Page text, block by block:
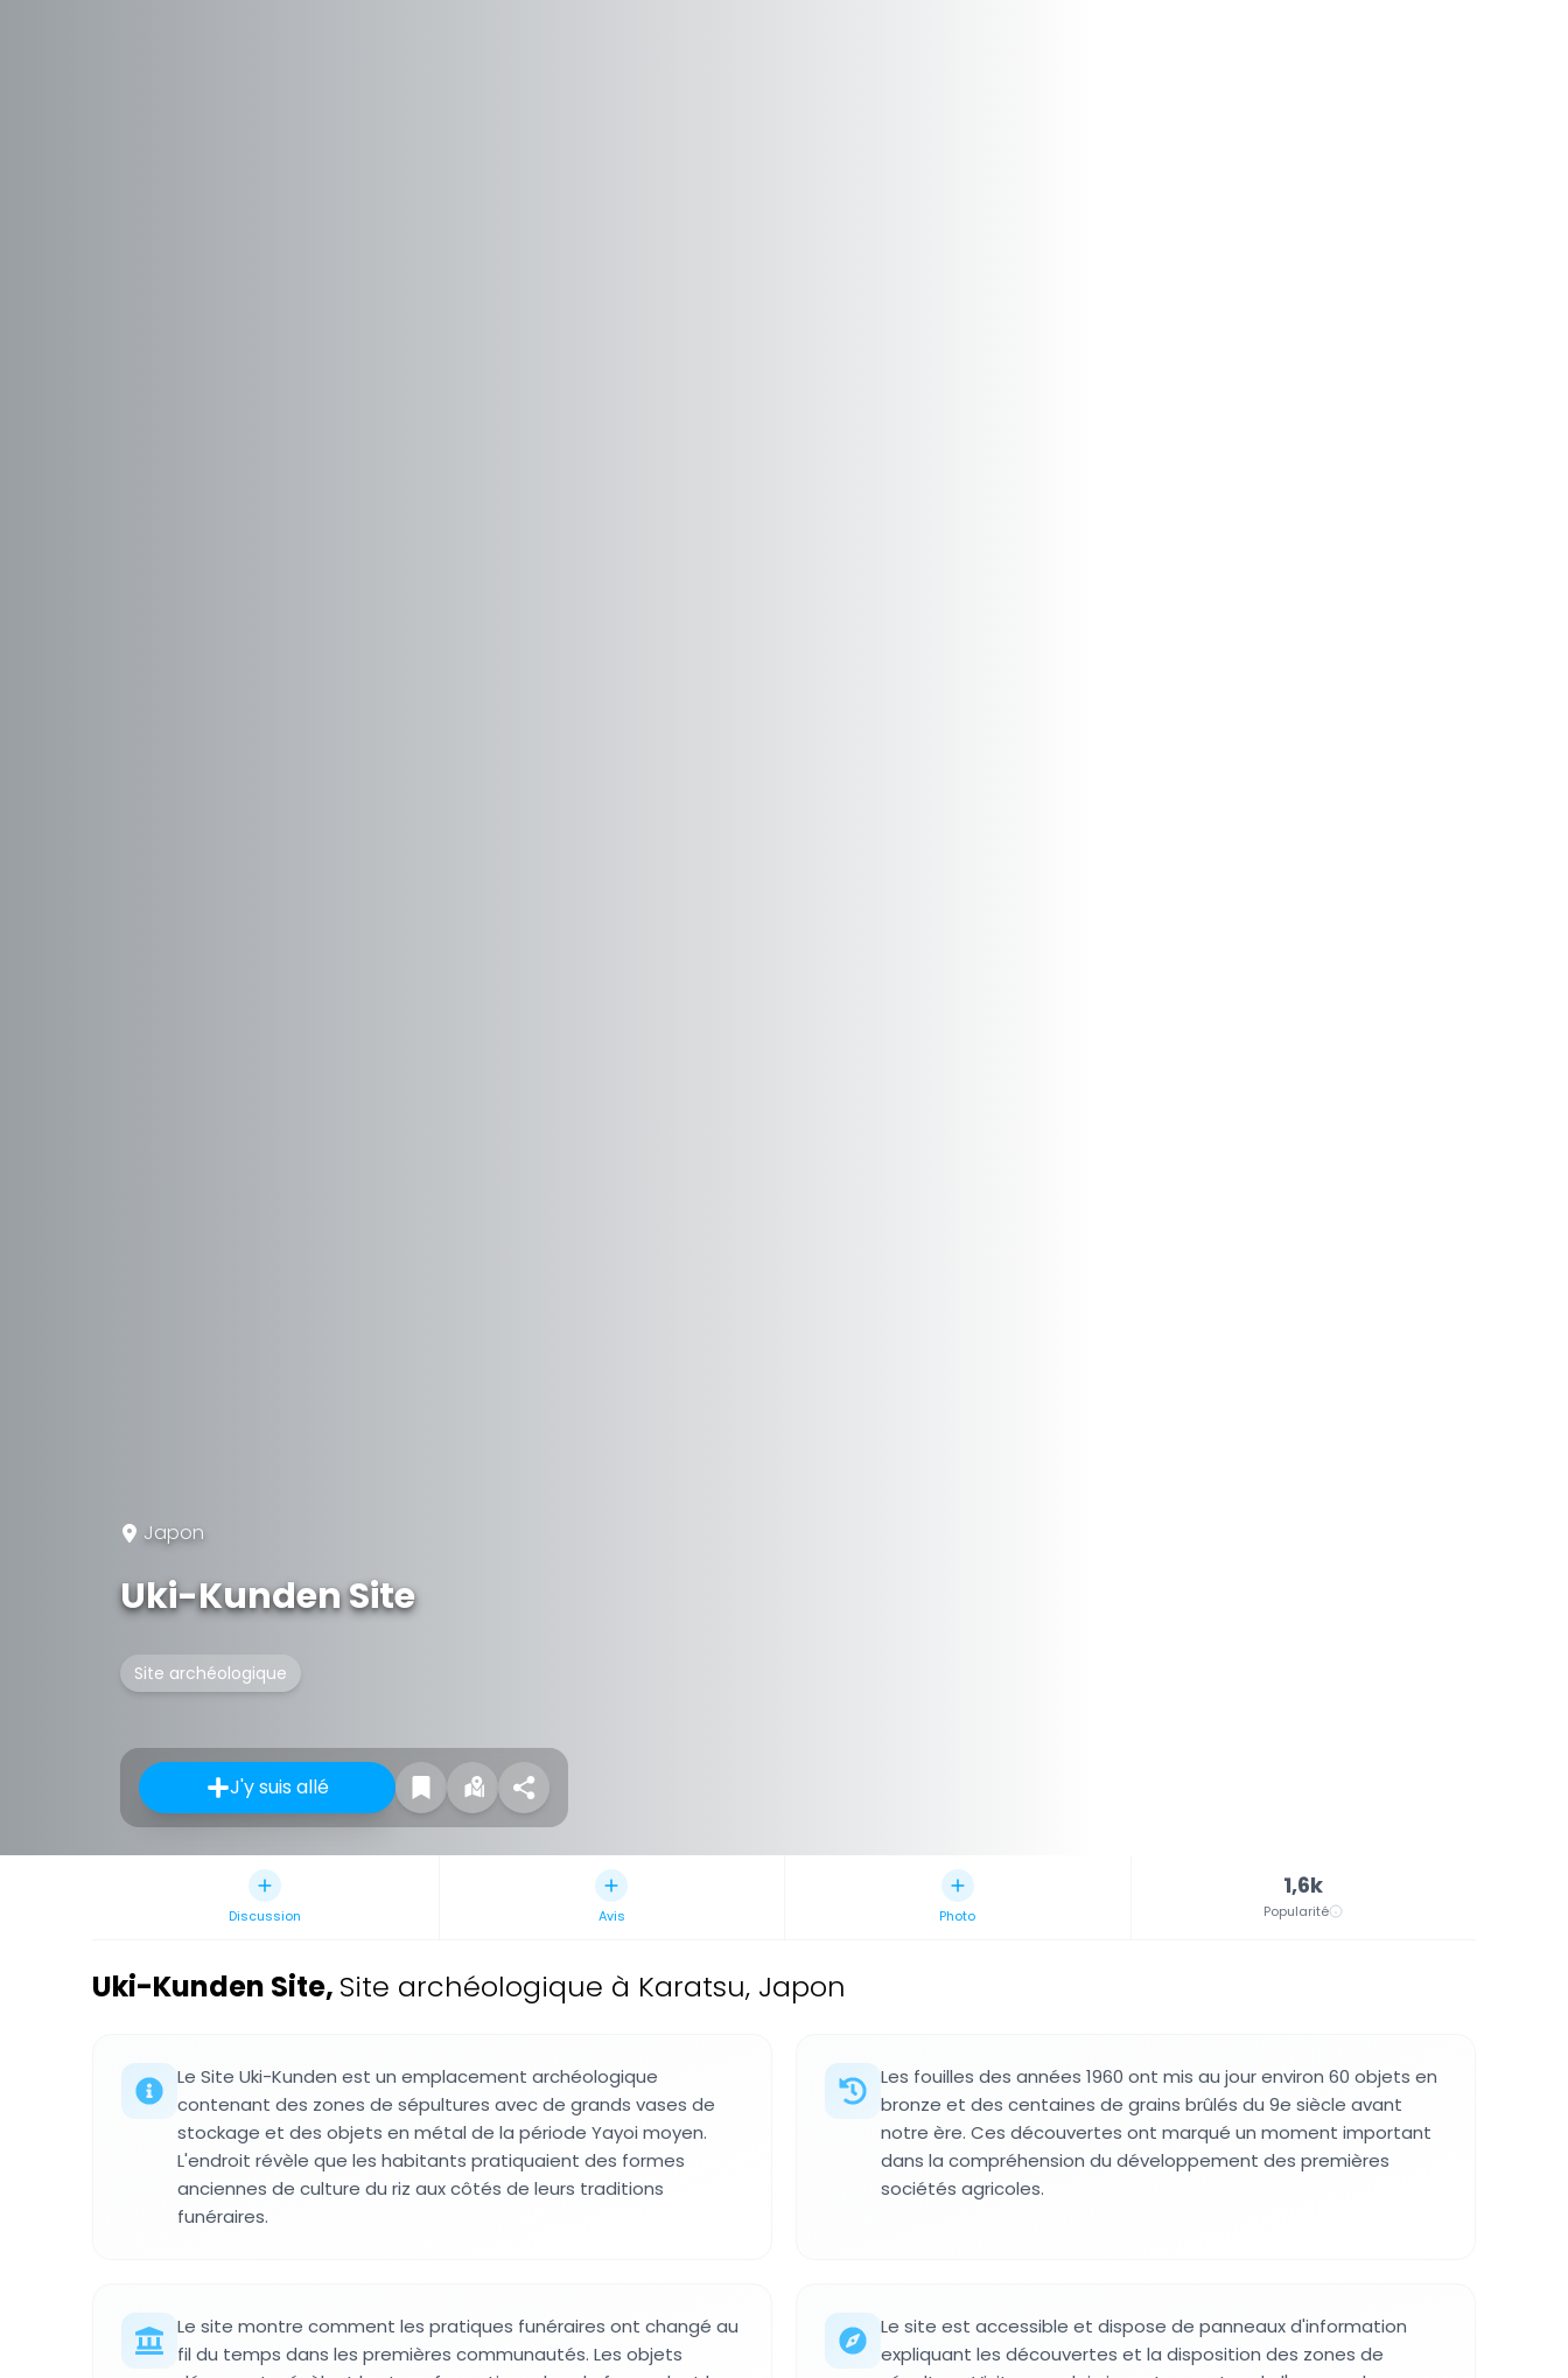
Japon
Uki-Kunden Site
Site archéologique
J'y suis allé
Discussion Avis Photo
1,6k
Popularité
Uki-Kunden Site, Site archéologique à Karatsu, Japon
Le Site Uki-Kunden est un emplacement archéologique
contenant des zones de sépultures avec de grands vases de
stockage et des objets en métal de la période Yayoi moyen.
L'endroit révèle que les habitants pratiquaient des formes
anciennes de culture du riz aux côtés de leurs traditions
funéraires.
Les fouilles des années 1960 ont mis au jour environ 60 objets en
bronze et des centaines de grains brûlés du 9e siècle avant
notre ère. Ces découvertes ont marqué un moment important
dans la compréhension du développement des premières
sociétés agricoles.
Le site montre comment les pratiques funéraires ont changé au
fil du temps dans les premières communautés. Les objets
Le site est accessible et dispose de panneaux d'information
expliquant les découvertes et la disposition des zones de